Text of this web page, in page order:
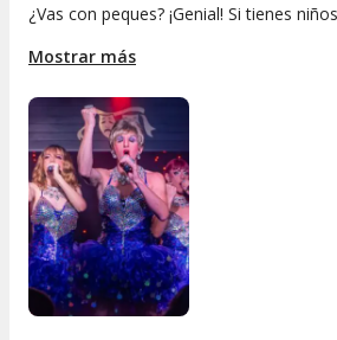
¿Vas con peques? ¡Genial! Si tienes
toda la familia.
Si buscas una experiencia diferente,
talento, reserva ya tu sitio en el comedy
popular de Tenerife. ¡La diversión está
Fancy a night of laughs, spectacle
Tenerife? Forget your classic drag
something on a whole different scale:
Mostrar más